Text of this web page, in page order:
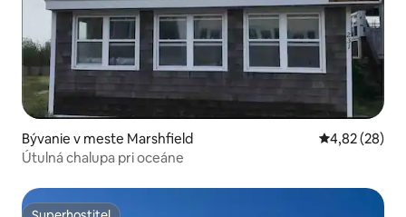
Bývanie v meste Marshfield Priemerné
4,82 (28)
Útulná chalupa pri oceáne